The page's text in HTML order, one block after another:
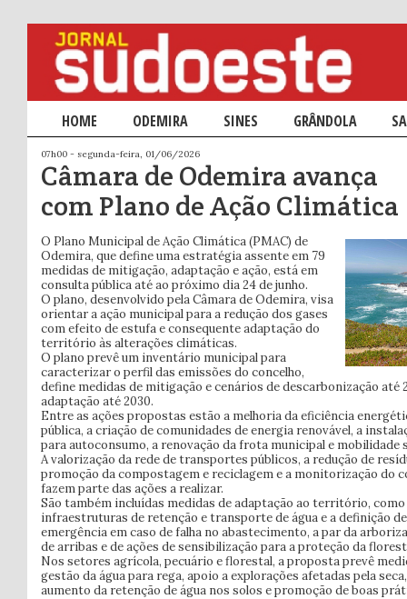
Menu principal
SALTAR PARA O CONTEÚDO PRIMÁRIO
SALTAR PARA O CONTEÚDO SECUNDÁRIO
HOME ODEMIRA SINES GRÂNDOLA
07h00 - segunda-feira, 01/06/2026
Câmara de Odemira avança
com Plano de Ação Climática
O Plano Municipal de Ação Climática (PMAC) de
Odemira, que define uma estratégia assente em 79
medidas de mitigação, adaptação e ação, está em
consulta pública até ao próximo dia 24 de junho.
O plano, desenvolvido pela Câmara de Odemira, visa
orientar a ação municipal para a redução dos gases
com efeito de estufa e consequente adaptação do
território às alterações climáticas.
O plano prevê um inventário municipal para
caracterizar o perfil das emissões do concelho,
define medidas de mitigação e cenários de descarbonização até
adaptação até 2030.
Entre as ações propostas estão a melhoria da eficiência
pública, a criação de comunidades de energia renovável, a
para autoconsumo, a renovação da frota municipal e mobilidade
A valorização da rede de transportes públicos, a redução de
promoção da compostagem e reciclagem e a monitorização do
fazem parte das ações a realizar.
São também incluídas medidas de adaptação ao território,
infraestruturas de retenção e transporte de água e a definição
emergência em caso de falha no abastecimento, a par da
de arribas e de ações de sensibilização para a proteção da
Nos setores agrícola, pecuário e florestal, a proposta prevê
gestão da água para rega, apoio a explorações afetadas pela
aumento da retenção de água nos solos e promoção de boas